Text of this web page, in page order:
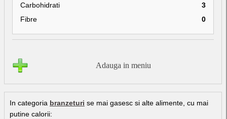
Carbohidrati
3
Fibre
0
Adauga in meniu
In categoria branzeturi se mai gasesc si alte alimente, cu mai
putine calorii: